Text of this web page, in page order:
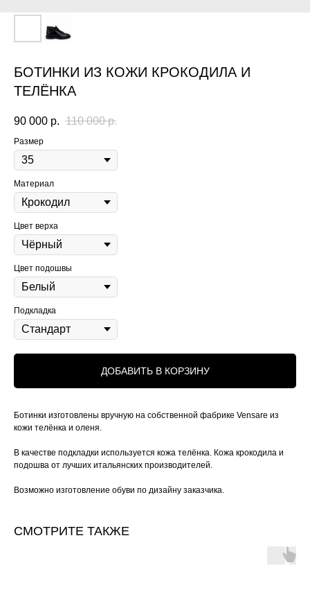
БОТИНКИ ИЗ КОЖИ КРОКОДИЛА И
ТЕЛЁНКА
90 000 р. 110 000 р.
Размер
Материал
Цвет верха
Цвет подошвы
Подкладка
ДОБАВИТЬ В КОРЗИНУ
Ботинки изготовлены вручную на собственной фабрике Vensare из
кожи телёнка и оленя.
В качестве подкладки используется кожа телёнка. Кожа крокодила и
подошва от лучших итальянских производителей.
Возможно изготовление обуви по дизайну заказчика.
СМОТРИТЕ ТАКЖЕ